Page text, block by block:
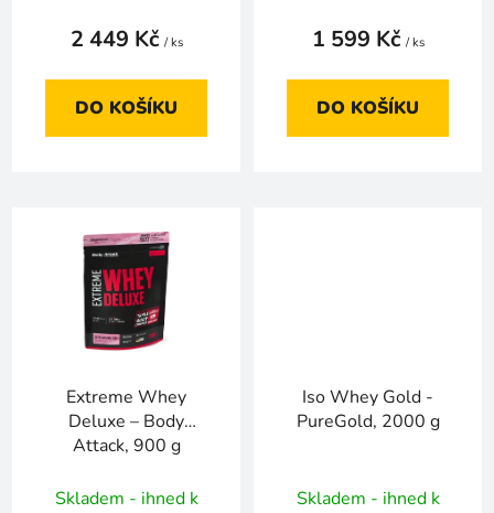
2 449 Kč / ks
DO KOŠÍKU
1 599 Kč / ks
DO KOŠÍKU
Extreme Whey
Deluxe – Body
Attack, 900 g
Skladem - ihned k
Iso Whey Gold -
PureGold, 2000 g
Skladem - ihned k